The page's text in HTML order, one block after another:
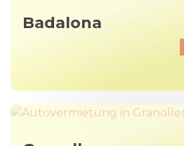
Badalona